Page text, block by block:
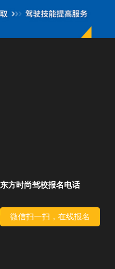
东方时尚驾校报名电话
微信扫一扫，在线报名